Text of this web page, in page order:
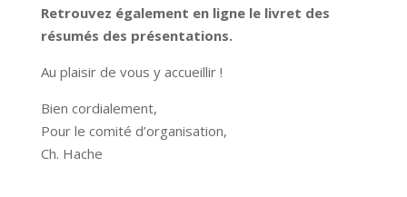
Retrouvez également en lignele livret des
résumés des présentations.
Au plaisir de vous y accueillir !
Bien cordialement,
Pour le comité d’organisation,
Ch. Hache